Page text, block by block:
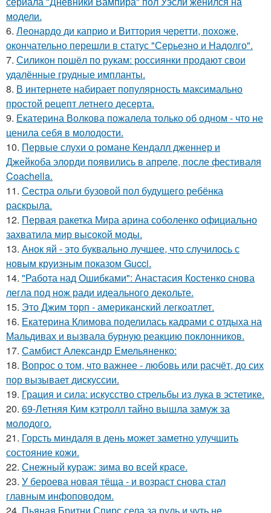
модели.
6. Леонардо ди каприо и Виттория черетти, похоже,
окончательно перешли в статус "Серьезно и Надолго".
7. Силикон пошёл по рукам: россиянки продают свои
удалённые грудные импланты.
8. В интернете набирает популярность максимально
простой рецепт летнего десерта.
9. Екатерина Волкова пожалела только об одном - что не
ценила себя в молодости.
10. Первые слухи о романе Кендалл дженнер и
Джейкоба элорди появились в апреле, после фестиваля
Coachella.
11. Сестра ольги бузовой пол будущего ребёнка
раскрыла.
12. Первая ракетка Мира арина соболенко официально
захватила мир высокой моды.
13. Анок яй - это буквально лучшее, что случилось с
новым круизным показом Gucci.
14. "Работа над Ошибками": Анастасия Костенко снова
легла под нож ради идеального декольте.
15. Это Джим торп - американский легкоатлет.
16. Екатерина Климова поделилась кадрами с отдыха на
Мальдивах и вызвала бурную реакцию поклонников.
17. Самбист Александр Емельяненко:
18. Вопрос о том, что важнее - любовь или расчёт, до сих
пор вызывает дискуссии.
19. Грация и сила: искусство стрельбы из лука в эстетике.
20. 69-Летняя Ким кэтролл тайно вышла замуж за
молодого.
21. Горсть миндаля в день может заметно улучшить
состояние кожи.
22. Снежный кураж: зима во всей красе.
23. У бероева новая тёща - и возраст снова стал
главным инфоповодом.